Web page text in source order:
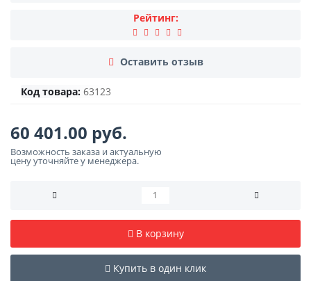
Рейтинг:
Оставить отзыв
Код товара: 63123
60 401.00 руб.
Возможность заказа и актуальную
цену уточняйте у менеджера.
В корзину
Купить в один клик